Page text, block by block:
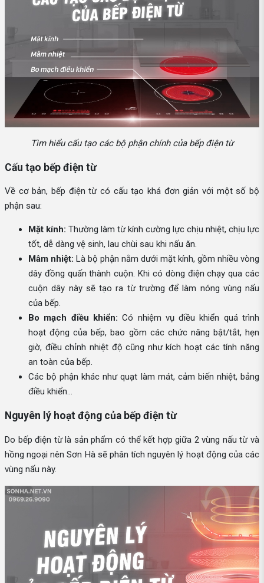
Tìm hiểu cấu tạo các bộ phận chính của bếp điện từ
Cấu tạo bếp điện từ
Về cơ bản, bếp điện từ có cấu tạo khá đơn giản với một số bộ
phận sau:
Mặt kính: Thường làm từ kính cường lực chịu nhiệt, chịu lực
tốt, dễ dàng vệ sinh, lau chùi sau khi nấu ăn.
Mâm nhiệt: Là bộ phận nằm dưới mặt kính, gồm nhiều vòng
dây đồng quấn thành cuộn. Khi có dòng điện chạy qua các
cuộn dây này sẽ tạo ra từ trường để làm nóng vùng nấu
của bếp.
Bo mạch điều khiển: Có nhiệm vụ điều khiển quá trình
hoạt động của bếp, bao gồm các chức năng bật/tắt, hẹn
giờ, điều chỉnh nhiệt độ cũng như kích hoạt các tính năng
an toàn của bếp.
Các bộ phận khác như quạt làm mát, cảm biến nhiệt, bảng
điều khiển…
Nguyên lý hoạt động của bếp điện từ
Do bếp điện từ là sản phẩm có thể kết hợp giữa 2 vùng nấu từ và
hồng ngoại nên Sơn Hà sẽ phân tích nguyên lý hoạt động của các
vùng nấu này.